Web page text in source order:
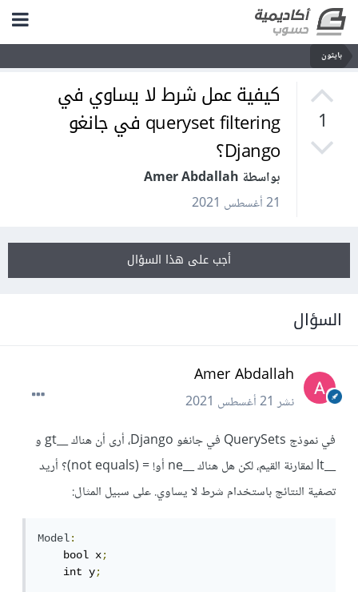
بايثون
1
كيفية عمل شرط لا يساوي في
queryset filtering في جانغو
Django؟
بواسطة Amer Abdallah
21 أغسطس 2021
أجب على هذا السؤال
السؤال
Amer Abdallah
نشر21 أغسطس 2021
في نموذج QuerySets في جانغو Django، أرى أن هناك __gt و
__lt لمقارنة القيم، لكن هل هناك __ne أو! = (not equals)؟ أريد
تصفية النتائج باستخدام شرط لا يساوي. على سبيل المثال:
Model:
    bool x
;
    int y
;